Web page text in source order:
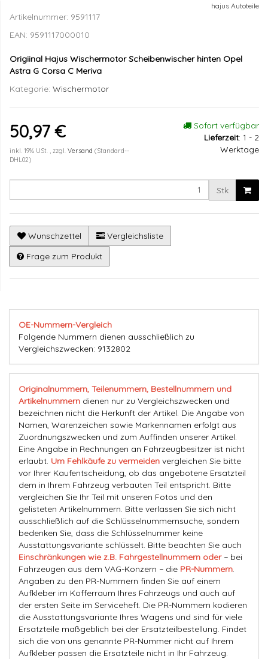
hajus Autoteile
Artikelnummer: 9591117
EAN: 9591117000010
Origiinal Hajus Wischermotor Scheibenwischer hinten Opel
Astra G Corsa C Meriva
Kategorie: Wischermotor
50,97 €
inkl. 19% USt. , zzgl. Versand (Standard--
DHL02)
Sofort verfügbar
Lieferzeit: 1 - 2
Werktage
Stk
Wunschzettel
Vergleichsliste
Frage zum Produkt
OE-Nummern-Vergleich
Folgende Nummern dienen ausschließlich zu
Vergleichszwecken: 9132802
Originalnummern, Teilenummern, Bestellnummern und
Artikelnummern dienen nur zu Vergleichszwecken und
bezeichnen nicht die Herkunft der Artikel. Die Angabe von
Namen, Warenzeichen sowie Markennamen erfolgt aus
Zuordnungszwecken und zum Auffinden unserer Artikel.
Eine Angabe in Rechnungen an Fahrzeugbesitzer ist nicht
erlaubt. Um Fehlkäufe zu vermeiden vergleichen Sie bitte
vor Ihrer Kaufentscheidung, ob das angebotene Ersatzteil
dem in Ihrem Fahrzeug verbauten Teil entspricht. Bitte
vergleichen Sie Ihr Teil mit unseren Fotos und den
gelisteten Artikelnummern. Bitte verlassen Sie sich nicht
ausschließlich auf die Schlüsselnummernsuche, sondern
bedenken Sie, dass die Schlüsselnummer keine
Ausstattungsvariante schlüsselt. Bitte beachten Sie auch
Einschränkungen wie z.B. Fahrgestellnummern oder− bei
Fahrzeugen aus dem VAG-Konzern − die PR-Nummern
Angaben zu den PR-Nummern finden Sie auf einem
Aufkleber im Kofferraum Ihres Fahrzeugs und auch auf
der ersten Seite im Serviceheft. Die PR-Nummern kodieren
die Ausstattungsvariante Ihres Wagens und sind für viele
Ersatzteile maßgeblich bei der Ersatzteilbestellung. Findet
sich die von uns genannte PR-Nummer nicht auf Ihrem
Aufkleber passen die Ersatzteile nicht in Ihr Fahrzeug.